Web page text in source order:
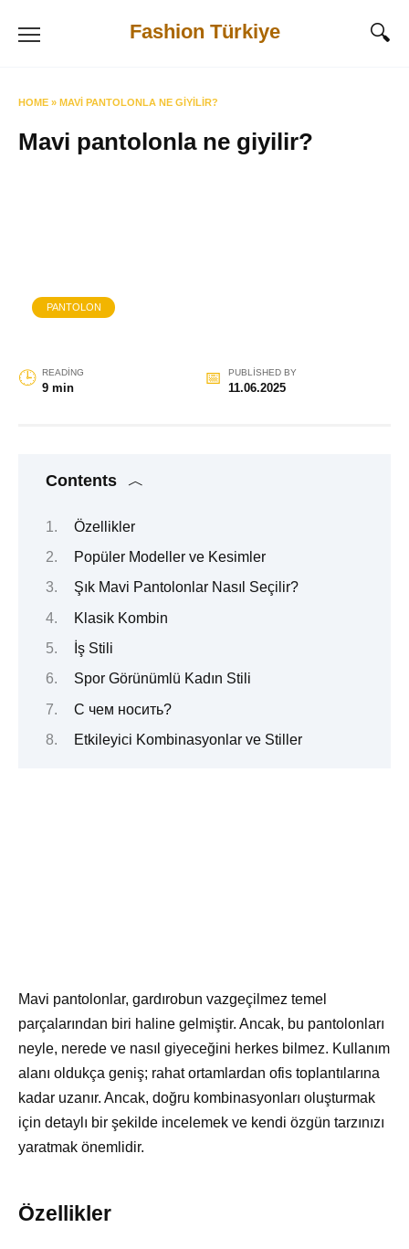
Fashion Türkiye
HOME » MAVI PANTOLONLA NE GIYILIR?
Mavi pantolonla ne giyilir?
PANTOLON
READING
9 min
PUBLISHED BY
11.06.2025
Contents
Özellikler
Popüler Modeller ve Kesimler
Şık Mavi Pantolonlar Nasıl Seçilir?
Klasik Kombin
İş Stili
Spor Görünümlü Kadın Stili
С чем носить?
Etkileyici Kombinasyonlar ve Stiller
Mavi pantolonlar, gardırobun vazgeçilmez temel
parçalarından biri haline gelmiştir. Ancak, bu pantolonları
neyle, nerede ve nasıl giyeceğini herkes bilmez. Kullanım
alanı oldukça geniş; rahat ortamlardan ofis toplantılarına
kadar uzanır. Ancak, doğru kombinasyonları oluşturmak
için detaylı bir şekilde incelemek ve kendi özgün tarzınızı
yaratmak önemlidir.
Özellikler